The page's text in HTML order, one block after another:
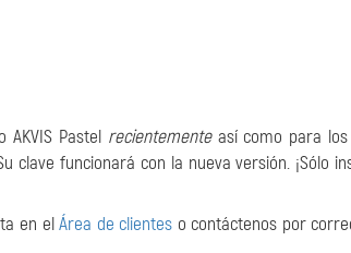
Pastel recientementeasí como para los
clave funcionará con la nueva versión. ¡Sólo
en elÁrea de clientes o contáctenos por